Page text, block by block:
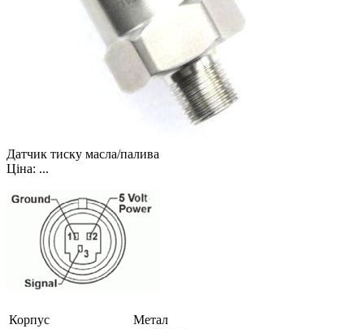
Датчик тиску масла/палива
Ціна: ...
Корпус
Метал